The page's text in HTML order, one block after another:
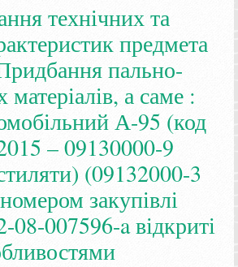
технічних та
предмета
пально-
а саме :
А-95 (код
– 09130000-9
(09132000-3
закупівлі
08-007596-a відкриті